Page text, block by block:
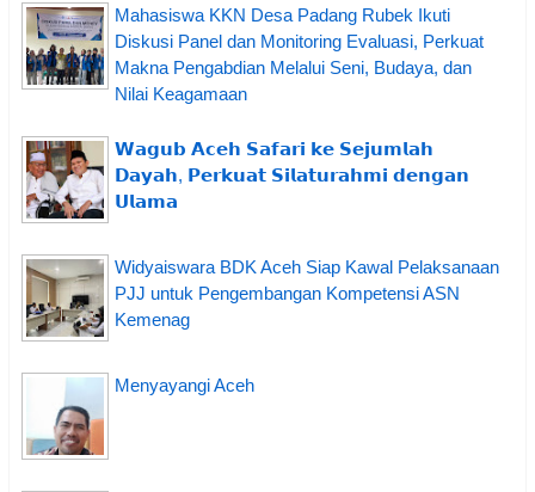
Mahasiswa KKN Desa Padang Rubek Ikuti
Diskusi Panel dan Monitoring Evaluasi, Perkuat
Makna Pengabdian Melalui Seni, Budaya, dan
Nilai Keagamaan
𝗪𝗮𝗴𝘂𝗯 𝗔𝗰𝗲𝗵 𝗦𝗮𝗳𝗮𝗿𝗶 𝗸𝗲 𝗦𝗲𝗷𝘂𝗺𝗹𝗮𝗵
𝗗𝗮𝘆𝗮𝗵, 𝗣𝗲𝗿𝗸𝘂𝗮𝘁 𝗦𝗶𝗹𝗮𝘁𝘂𝗿𝗮𝗵𝗺𝗶 𝗱𝗲𝗻𝗴𝗮𝗻
𝗨𝗹𝗮𝗺𝗮
Widyaiswara BDK Aceh Siap Kawal Pelaksanaan
PJJ untuk Pengembangan Kompetensi ASN
Kemenag
Menyayangi Aceh